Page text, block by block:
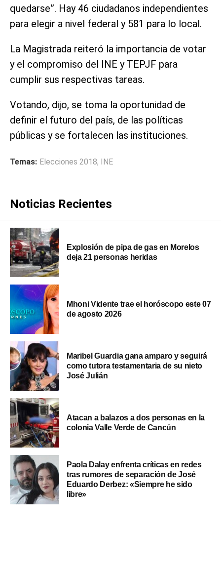
quedarse”. Hay 46 ciudadanos independientes
para elegir a nivel federal y 581 para lo local.
La Magistrada reiteró la importancia de votar
y el compromiso del INE y TEPJF para
cumplir sus respectivas tareas.
Votando, dijo, se toma la oportunidad de
definir el futuro del país, de las políticas
públicas y se fortalecen las instituciones.
Temas: Elecciones 2018, INE
Noticias Recientes
Explosión de pipa de gas en Morelos
deja 21 personas heridas
Mhoni Vidente trae el horóscopo este 07
de agosto 2026
Maribel Guardia gana amparo y seguirá
como tutora testamentaria de su nieto
José Julián
Atacan a balazos a dos personas en la
colonia Valle Verde de Cancún
Paola Dalay enfrenta críticas en redes
tras rumores de separación de José
Eduardo Derbez: «Siempre he sido
libre»